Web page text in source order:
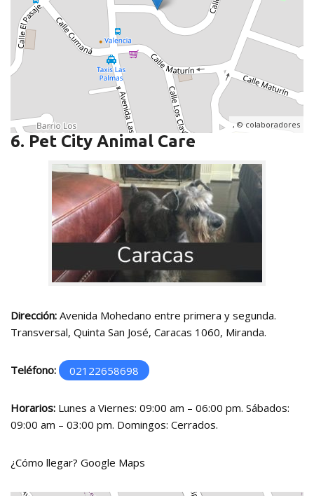
, © colaboradores
6. Pet City Animal Care
Dirección: Avenida Mohedano entre primera y segunda.
Transversal, Quinta San José, Caracas 1060, Miranda.
Teléfono: 02122658698
Horarios: Lunes a Viernes: 09:00 am – 06:00 pm. Sábados:
09:00 am – 03:00 pm. Domingos: Cerrados.
¿Cómo llegar? Google Maps